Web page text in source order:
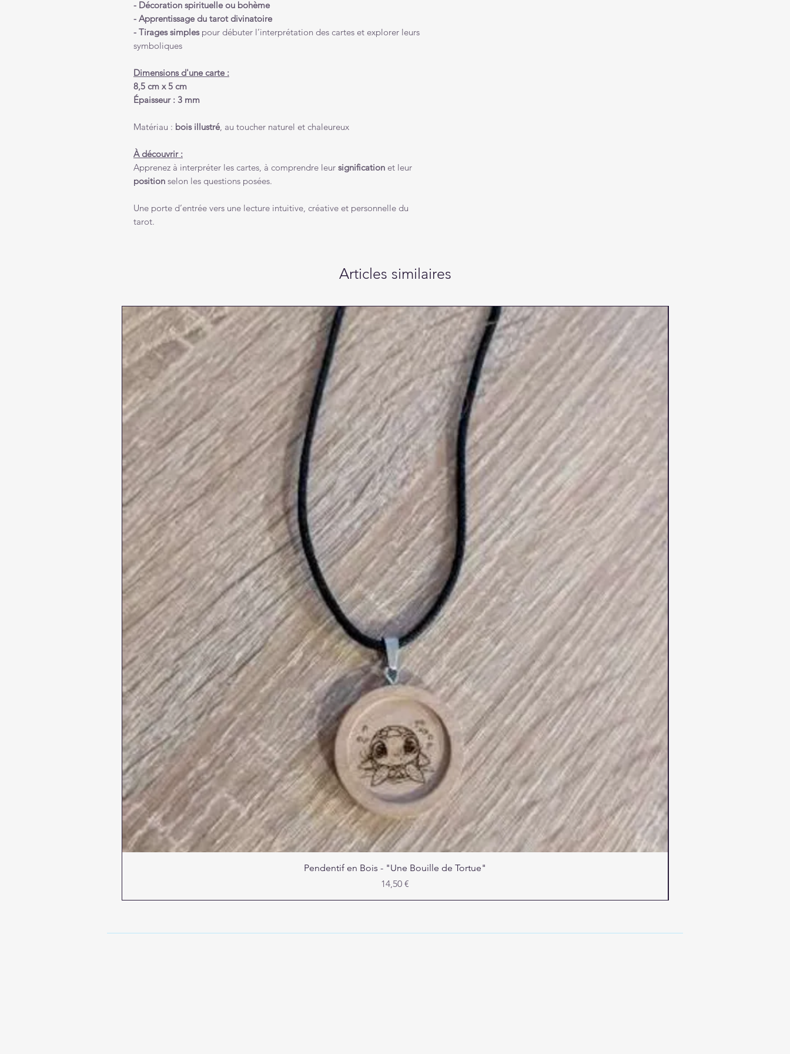
- Décoration spirituelle ou bohème
- Apprentissage du tarot divinatoire
- Tirages simplespour débuter l’interprétation des cartes et explorer leurs
symboliques
Dimensions d'une carte :
8,5 cm x 5 cm
Épaisseur : 3 mm
Matériau : bois illustré, au toucher naturel et chaleureux
À découvrir :
Apprenez à interpréter les cartes, à comprendre leur signification et leur
position selon les questions posées.
Une porte d’entrée vers une lecture intuitive, créative et personnelle du
tarot.
Articles similaires
Aperçu rapide
Pendentif en Bois - "Une Bouille de Tortue"
Prix
14,50 €